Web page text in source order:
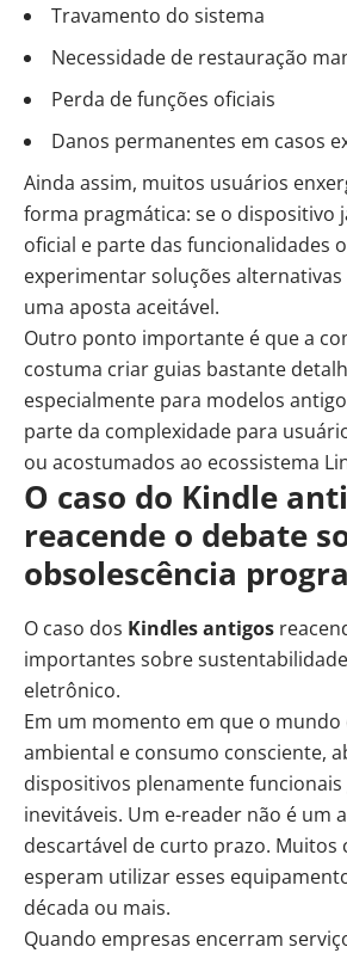
Travamento do sistema
Necessidade de restauração
Perda de funções oficiais
Danos permanentes em casos
Ainda assim, muitos usuários
forma pragmática: se o dispositivo
oficial e parte das funcionalidades
experimentar soluções alternativas
uma aposta aceitável.
Outro ponto importante é que a
costuma criar guias bastante
especialmente para modelos
parte da complexidade para
ou acostumados ao ecossistema
O caso do Kindle
reacende o debate
obsolescência
O caso dos Kindles antigos
importantes sobre
eletrônico.
Em um momento em que o
ambiental e consumo consciente,
dispositivos plenamente funcionais
inevitáveis. Um e-reader não é um
descartável de curto prazo. Muitos
esperam utilizar esses
década ou mais.
Quando empresas encerram